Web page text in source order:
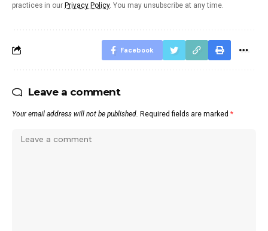
practices in our Privacy Policy. You may unsubscribe at any time.
Facebook
Leave a comment
Your email address will not be published. Required fields are marked *